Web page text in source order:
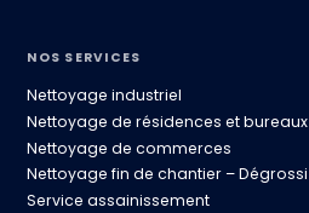
NOS SERVICES
Nettoyage industriel
Nettoyage de résidences et bureaux
Nettoyage de commerces
Nettoyage fin de chantier – Dégrossi
Service assainissement